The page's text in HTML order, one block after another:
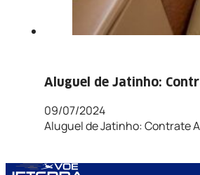
Aluguel de Jatinho:
09/07/2024
Aluguel de Jatinho: Contrate